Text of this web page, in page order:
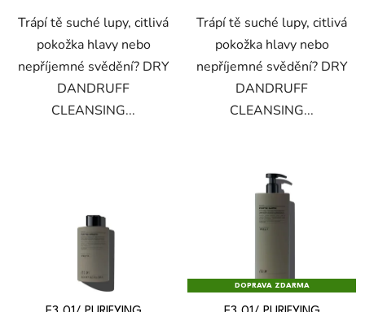
Trápí tě suché lupy, citlivá
pokožka hlavy nebo
nepříjemné svědění? DRY
DANDRUFF
CLEANSING...
Trápí tě suché lupy, citlivá
pokožka hlavy nebo
nepříjemné svědění? DRY
DANDRUFF
CLEANSING...
DOPRAVA ZDARMA